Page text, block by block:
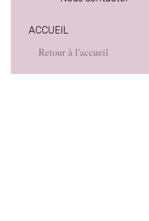
ACCUEIL
Retour à l'accueil